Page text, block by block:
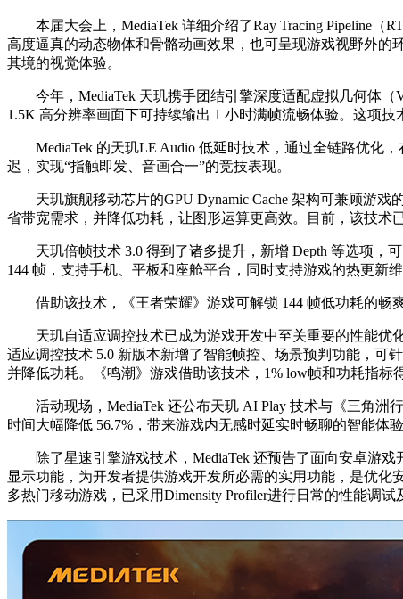
本届大会上，MediaTek 详细介绍了Ray Tracing Pipeline（
高度逼真的动态物体和骨骼动画效果，也可呈现游戏视野外的
其境的视觉体验。
今年，MediaTek 天玑携手团结引擎深度适配虚拟几何体（
1.5K 高分辨率画面下可持续输出 1 小时满帧流畅体验。这项
MediaTek 的天玑LE Audio 低延时技术，通过全链路优化，
迟，实现“指触即发、音画合一”的竞技表现。
天玑旗舰移动芯片的GPU Dynamic Cache 架构可兼顾游戏
省带宽需求，并降低功耗，让图形运算更高效。目前，该技术
天玑倍帧技术 3.0 得到了诸多提升，新增 Depth 等选项，可
144 帧，支持手机、平板和座舱平台，同时支持游戏的热更新
借助该技术，《王者荣耀》游戏可解锁 144 帧低功耗的畅
天玑自适应调控技术已成为游戏开发中至关重要的性能优化
适应调控技术 5.0 新版本新增了智能帧控、场景预判功能，可
并降低功耗。《鸣潮》游戏借助该技术，1% low帧和功耗指标
活动现场，MediaTek 还公布天玑 AI Play 技术与《三角洲
时间大幅降低 56.7%，带来游戏内无感时延实时畅聊的智能体
除了星速引擎游戏技术，MediaTek 还预告了面向安卓游戏
显示功能，为开发者提供游戏开发所必需的实用功能，是优
多热门移动游戏，已采用Dimensity Profiler进行日常的性能调